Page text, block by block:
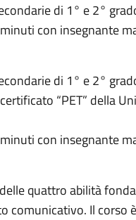
di 1° e 2°
con insegnante
di 1° e 2°
“PET” della
con insegnante
quattro abilità
comunicativo. Il corso